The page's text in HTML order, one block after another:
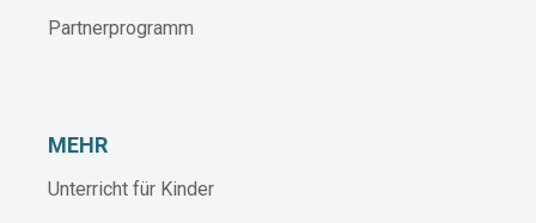
Partnerprogramm
MEHR
Unterricht für Kinder